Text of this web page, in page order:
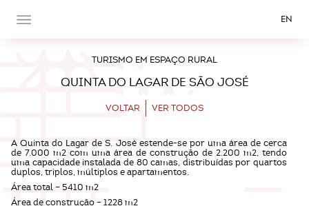
EN
TURISMO EM ESPAÇO RURAL
QUINTA DO LAGAR DE SÃO JOSÉ
VOLTAR VER TODOS
A Quinta do Lagar de S. José estende-se por uma área de cerca
de 7.000 m2 com uma área de construção de 2.200 m2, tendo
uma capacidade instalada de 80 camas, distribuídas por quartos
duplos, triplos, múltiplos e apartamentos.
Área total – 5410 m2
Área de construção – 1228 m2